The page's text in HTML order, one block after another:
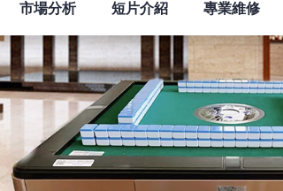
市場分析 短片介紹 專業維修